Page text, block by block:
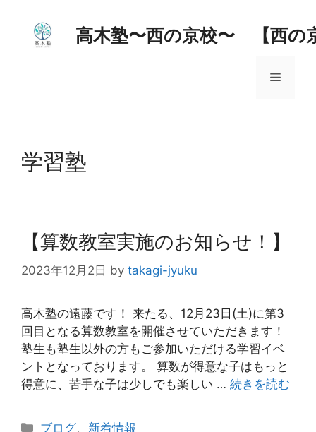
高木塾〜西の京校〜 【西の
メ
学習塾
【算数教室実施のお知らせ！】
2023年12月2日 by takagi-jyuku
高木塾の遠藤です！ 来たる、12月23日(土)に第3
回目となる算数教室を開催させていただきます！
塾生も塾生以外の方もご参加いただける学習イベ
ントとなっております。 算数が得意な子はもっと
得意に、苦手な子は少しでも楽しい … 続きを読む
カ
ブログ、 新着情報